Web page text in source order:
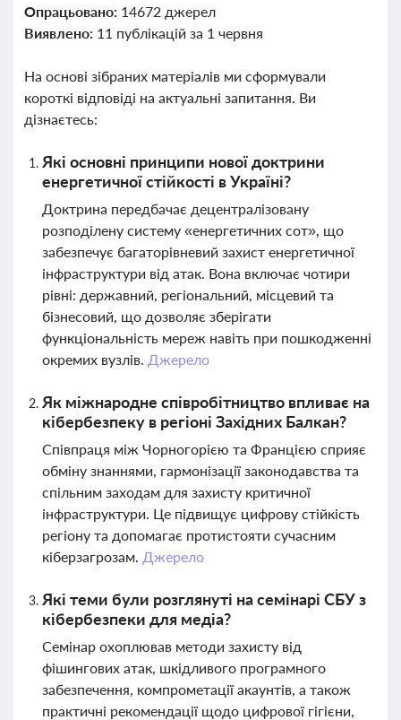
Опрацьовано: 14672 джерел
Виявлено: 11 публікацій за 1 червня
На основі зібраних матеріалів ми сформували
короткі відповіді на актуальні запитання. Ви
дізнаєтесь:
Які основні принципи нової доктрини
енергетичної стійкості в Україні?
Доктрина передбачає децентралізовану
розподілену систему «енергетичних сот», що
забезпечує багаторівневий захист енергетичної
інфраструктури від атак. Вона включає чотири
рівні: державний, регіональний, місцевий та
бізнесовий, що дозволяє зберігати
функціональність мереж навіть при пошкодженні
окремих вузлів. Джерело
Як міжнародне співробітництво впливає на
кібербезпеку в регіоні Західних Балкан?
Співпраця між Чорногорією та Францією сприяє
обміну знаннями, гармонізації законодавства та
спільним заходам для захисту критичної
інфраструктури. Це підвищує цифрову стійкість
регіону та допомагає протистояти сучасним
кіберзагрозам. Джерело
Які теми були розглянуті на семінарі СБУ з
кібербезпеки для медіа?
Семінар охоплював методи захисту від
фішингових атак, шкідливого програмного
забезпечення, компрометації акаунтів, а також
практичні рекомендації щодо цифрової гігієни,